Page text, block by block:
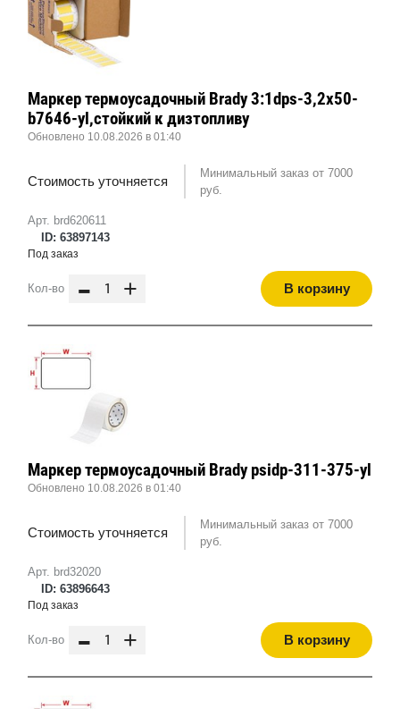
Арт. brd620611
ID: 63897143
Маркер термоусадочный Brady 3:1dps-3,2x50-
b7646-yl,стойкий к дизтопливу
Обновлено 10.08.2026 в 01:40
Стоимость уточняется
Минимальный заказ от 7000
руб.
Под заказ
Кол-во - + В корзину
Арт. brd32020
ID: 63896643
Маркер термоусадочный Brady psidp-311-375-yl
Обновлено 10.08.2026 в 01:40
Стоимость уточняется
Минимальный заказ от 7000
руб.
Под заказ
Кол-во - + В корзину